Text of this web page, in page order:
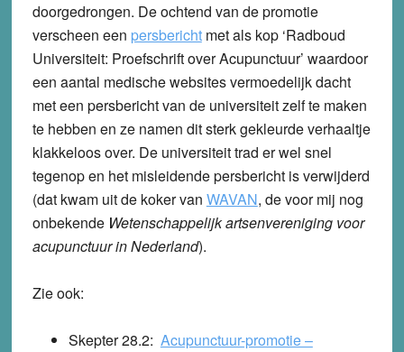
doorgedrongen. De ochtend van de promotie
verscheen een persberichtmet als kop ‘Radboud
Universiteit: Proefschrift over Acupunctuur’ waardoor
een aantal medische websites vermoedelijk dacht
met een persbericht van de universiteit zelf te maken
te hebben en ze namen dit sterk gekleurde verhaaltje
klakkeloos over. De universiteit trad er wel snel
tegenop en het misleidende persbericht is verwijderd
(dat kwam uit de koker van WAVAN, de voor mij nog
onbekende Wetenschappelijk artsenvereniging voor
acupunctuur in Nederland).
Zie ook:
Skepter 28.2: Acupunctuur-promotie –